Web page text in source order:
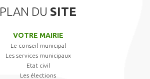
PLAN DU SITE
VOTRE MAIRIE
Le conseil municipal
Les services municipaux
Etat civil
Les élections